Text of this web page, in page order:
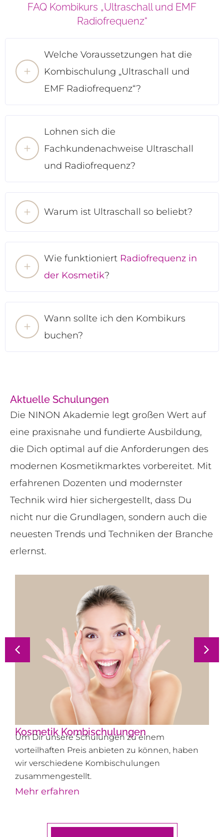
FAQ Kombikurs „Ultraschall und EMF
Radiofrequenz“
Welche Voraussetzungen hat die
Kombischulung „Ultraschall und
EMF Radiofrequenz“?
Lohnen sich die
Fachkundenachweise Ultraschall
und Radiofrequenz?
Warum ist Ultraschall so beliebt?
Wie funktioniert Radiofrequenz in
der Kosmetik?
Wann sollte ich den Kombikurs
buchen?
Kosmetik Kombischulungen
Um Dir unsere Schulungen zu einem
vorteilhaften Preis anbieten zu können, haben
wir verschiedene Kombischulungen
zusammengestellt.
Mehr erfahren
Aktuelle Schulungen
Die NINON Akademie legt großen Wert auf
eine praxisnahe und fundierte Ausbildung,
die Dich optimal auf die Anforderungen des
modernen Kosmetikmarktes vorbereitet. Mit
erfahrenen Dozenten und modernster
Technik wird hier sichergestellt, dass Du
nicht nur die Grundlagen, sondern auch die
neuesten Trends und Techniken der Branche
erlernst.